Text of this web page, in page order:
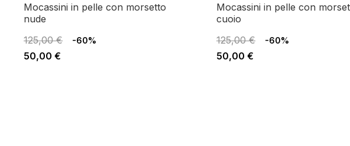
mocassini in pelle con morsetto
nude
125,00 €
-60%
50,00 €
mocassini in pelle con morsetto
cuoio
125,00 €
-60%
50,00 €